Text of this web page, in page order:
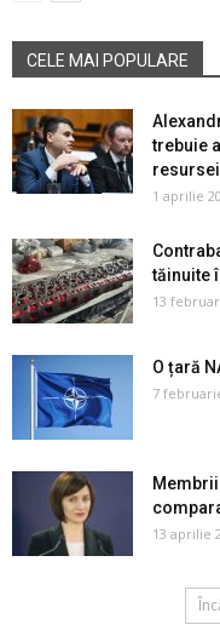
CELE MAI POPULARE
trebuie
1 aprilie
tăinuite
13
O țară
7
Membrii
13 aprilie